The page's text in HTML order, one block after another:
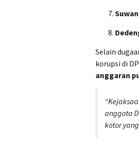
Selain
korupsi di
anggaran
anggota
kotor